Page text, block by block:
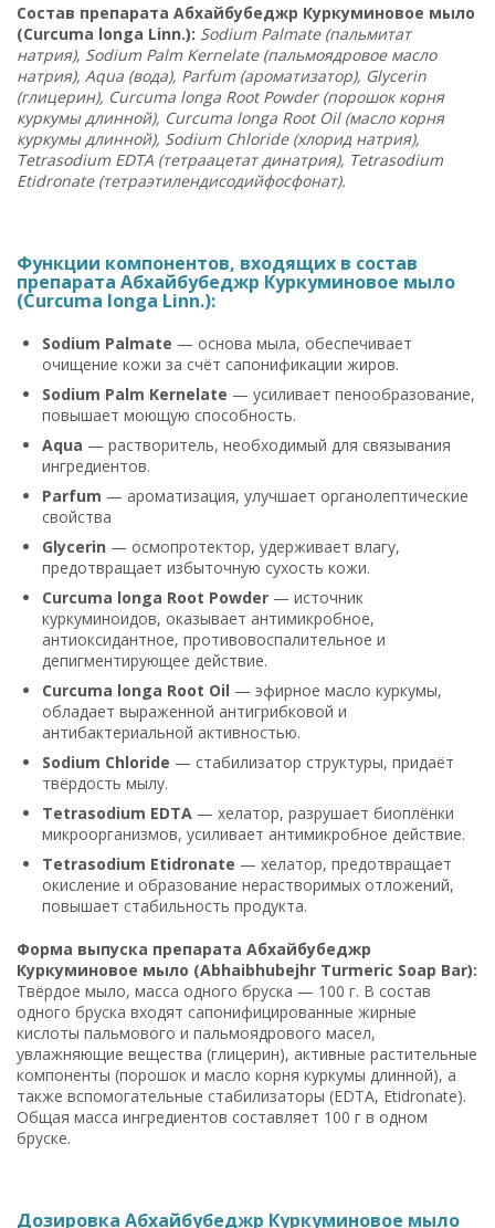
Состав препарата Абхайбубеджр Куркуминовое мыло
(Curcuma longa Linn.): Sodium Palmate (пальмитат
натрия), Sodium Palm Kernelate (пальмоядровое масло
натрия), Aqua (вода), Parfum (ароматизатор), Glycerin
(глицерин), Curcuma longa Root Powder (порошок корня
куркумы длинной), Curcuma longa Root Oil (масло корня
куркумы длинной), Sodium Chloride (хлорид натрия),
Tetrasodium EDTA (тетраацетат динатрия), Tetrasodium
Etidronate (тетраэтилендисодийфосфонат).
Функции компонентов, входящих в состав
препарата Абхайбубеджр Куркуминовое мыло
(Curcuma longa Linn.):
Sodium Palmate — основа мыла, обеспечивает
очищение кожи за счёт сапонификации жиров.
Sodium Palm Kernelate — усиливает пенообразование,
повышает моющую способность.
Aqua — растворитель, необходимый для связывания
ингредиентов.
Parfum — ароматизация, улучшает органолептические
свойства
Glycerin — осмопротектор, удерживает влагу,
предотвращает избыточную сухость кожи.
Curcuma longa Root Powder — источник
куркуминоидов, оказывает антимикробное,
антиоксидантное, противовоспалительное и
депигментирующее действие.
Curcuma longa Root Oil — эфирное масло куркумы,
обладает выраженной антигрибковой и
антибактериальной активностью.
Sodium Chloride — стабилизатор структуры, придаёт
твёрдость мылу.
Tetrasodium EDTA — хелатор, разрушает биоплёнки
микроорганизмов, усиливает антимикробное действие.
Tetrasodium Etidronate — хелатор, предотвращает
окисление и образование нерастворимых отложений,
повышает стабильность продукта.
Форма выпуска препарата Абхайбубеджр
Куркуминовое мыло (Abhaibhubejhr Turmeric Soap Bar):
Твёрдое мыло, масса одного бруска — 100 г. В состав
одного бруска входят сапонифицированные жирные
кислоты пальмового и пальмоядрового масел,
увлажняющие вещества (глицерин), активные растительные
компоненты (порошок и масло корня куркумы длинной), а
также вспомогательные стабилизаторы (EDTA, Etidronate).
Общая масса ингредиентов составляет 100 г в одном
бруске.
Дозировка Абхайбубеджр Куркуминовое мыло